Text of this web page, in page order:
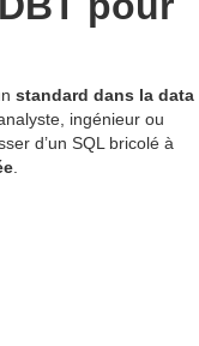
standard dans la data
ingénieur ou
d’un SQL bricolé à